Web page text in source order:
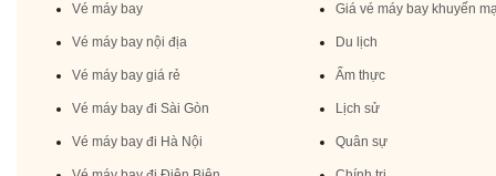
Vé máy bay
Vé máy bay nội địa
Vé máy bay giá rẻ
Vé máy bay đi Sài Gòn
Vé máy bay đi Hà Nội
Giá vé máy bay khuyến
Du lịch
Ẩm thực
Lịch sử
Quân sự